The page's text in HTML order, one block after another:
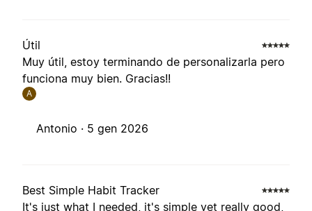
Útil
Muy útil, estoy terminando de personalizarla pero
funciona muy bien. Gracias!!
A
Antonio · 5 gen 2026
Best Simple Habit Tracker
It's just what I needed, it's simple yet really good,